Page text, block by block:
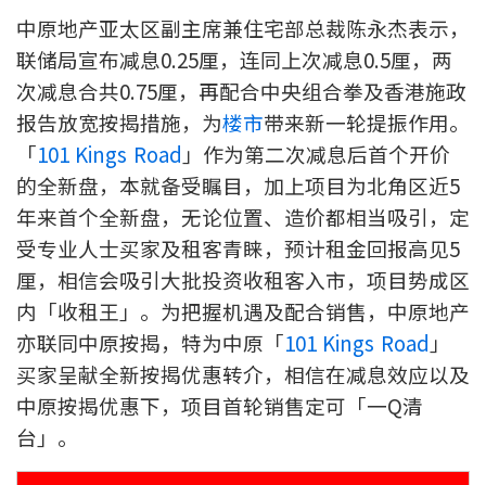
繁
本网页所提供资料仅作参考用途。
若因错漏而引致任何不便或损失，中原按揭概不负责。
本网站采用无障碍网页设计，如有任何问题，可查询：
2889 2886 / cmb@mail.centanet.com
中原地产 | 网上搵楼 |
中原工商铺
© 2026 中原按揭经纪有限公司 Centaline Mortgage Broker Limited 版权所有
条款及细则
私隐政策声明
中原地产亚太区副主席兼住宅部总裁陈永杰表示，
联储局宣布减息0.25厘，连同上次减息0.5厘，两
次减息合共0.75厘，再配合中央组合拳及香港施政
报告放宽按揭措施，为楼市带来新一轮提振作用。
「101 Kings Road 」作为第二次减息后首个开价
的全新盘，本就备受瞩目，加上项目为北角区近5
年来首个全新盘，无论位置、造价都相当吸引，定
受专业人士买家及租客青睐，预计租金回报高见5
厘，相信会吸引大批投资收租客入市，项目势成区
内「收租王」。为把握机遇及配合销售，中原地产
亦联同中原按揭，特为中原「101 Kings Road 」
买家呈献全新按揭优惠转介，相信在减息效应以及
中原按揭优惠下，项目首轮销售定可「一Q清
台」。